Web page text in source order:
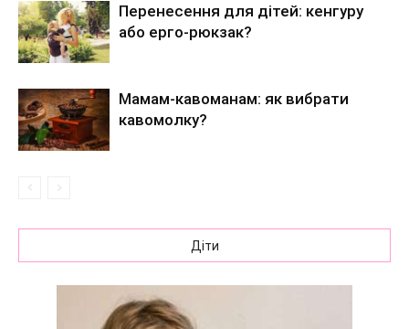
Перенесення для дітей: кенгуру
або ерго-рюкзак?
Мамам-кавоманам: як вибрати
кавомолку?
Діти